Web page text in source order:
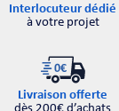
Interlocuteur dédié
à votre projet
Livraison offerte